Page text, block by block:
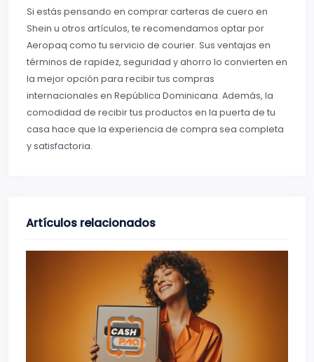
Si estás pensando en comprar carteras de cuero en
Shein u otros artículos, te recomendamos optar por
Aeropaq como tu servicio de courier. Sus ventajas en
términos de rapidez, seguridad y ahorro lo convierten en
la mejor opción para recibir tus compras
internacionales en República Dominicana. Además, la
comodidad de recibir tus productos en la puerta de tu
casa hace que la experiencia de compra sea completa
y satisfactoria.
Artículos relacionados